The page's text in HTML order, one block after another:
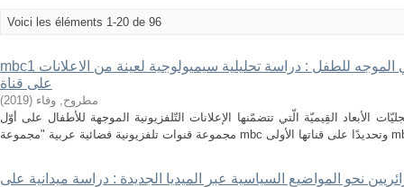
Voici les éléments 1-20 de 96
mbc1 الابعاد القيمية للاعلان التلفزيوني الموجه للطفل : دراسة تحليلية سيميولوجية لعينة من الاعلانات
على قناة
مطروح, وفاء (
2019
)
الأبعاد القِيميّة الّتي تتضمّنها الإعلانات التّلفزيونية الموجهة للأطفال على أوّل
نحو المواضيع السياسية عبر الميديا الجديدة : دراسة ميدانية على